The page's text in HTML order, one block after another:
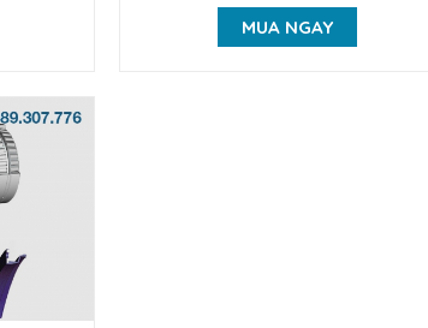
MUA NGAY